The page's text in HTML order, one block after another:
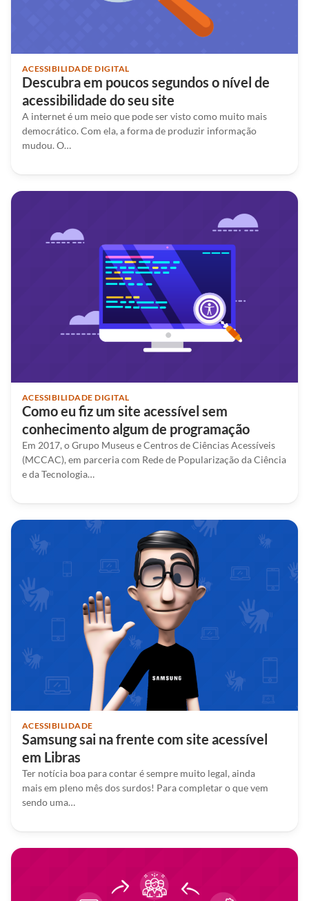
ACESSIBILIDADE DIGITAL
Descubra em poucos segundos o nível de
acessibilidade do seu site
A internet é um meio que pode ser visto como muito mais
democrático. Com ela, a forma de produzir informação
mudou. O…
ACESSIBILIDADE DIGITAL
Como eu fiz um site acessível sem
conhecimento algum de programação
Em 2017, o Grupo Museus e Centros de Ciências Acessíveis
(MCCAC), em parceria com Rede de Popularização da Ciência
e da Tecnologia…
ACESSIBILIDADE
Samsung sai na frente com site acessível
em Libras
Ter notícia boa para contar é sempre muito legal, ainda
mais em pleno mês dos surdos! Para completar o que vem
sendo uma…